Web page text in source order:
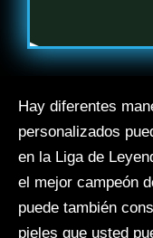
Hay diferentes
personalizados
en la Liga de
el mejor campeón
puede también
pieles que usted